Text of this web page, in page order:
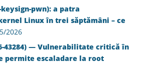
keysign-pwn): a patra
Linux în trei săptămâni – ce
2026
43284) — Vulnerabilitate critică în
permite escaladare la root